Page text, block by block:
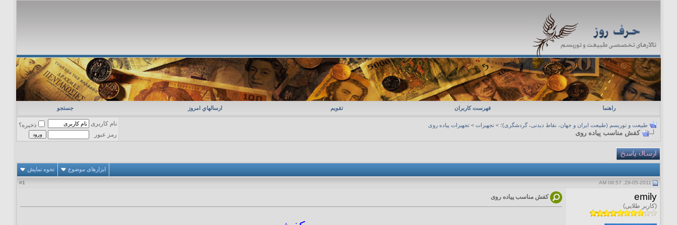
راهنما فهرست کاربران تقویم ارسالهاي امروز جستجو
طبیعت و توریسم (طبیعت ایران و جهان، نقاط دیدنی، گردشگری)؛ > تجهیزات > تجهیزات پیاده روی
کفش مناسب پیاده روی
نام کاربری
ذخیره؟
رمز عبور
ابزارهای موضوع نحوه نمایش
29-05-2011, 08:57 AM
1
emily
(کاربر طلایی)
کفش مناسب پیاده روی